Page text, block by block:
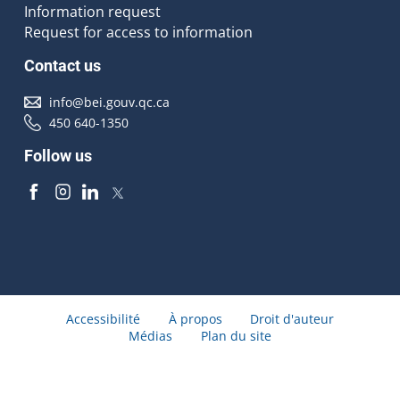
Information request
Request for access to information
Contact us
info@bei.gouv.qc.ca
450 640-1350
Follow us
Accessibilité À propos
Droit d'auteur
Médias
Plan du site